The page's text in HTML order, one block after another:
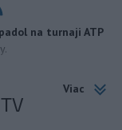
na turnaji ATP
Viac